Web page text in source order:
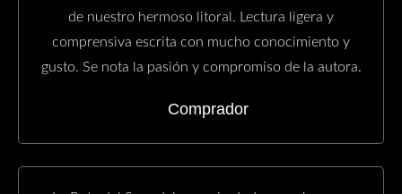
de nuestro hermoso litoral. Lectura ligera y
comprensiva escrita con mucho conocimiento y
gusto. Se nota la pasión y compromiso de la autora.
Comprador